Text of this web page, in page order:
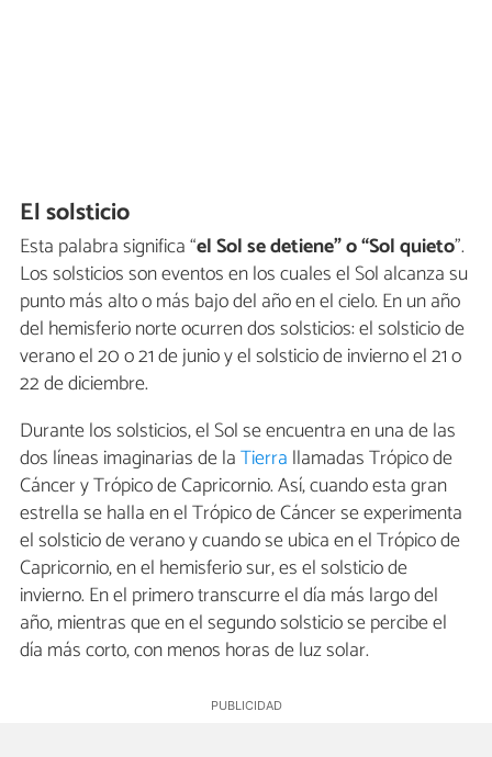
El solsticio
Esta palabra significa “el Sol se detiene” o “Sol quieto”.
Los solsticios son eventos en los cuales el Sol alcanza su
punto más alto o más bajo del año en el cielo. En un año
del hemisferio norte ocurren dos solsticios: el solsticio de
verano el 20 o 21 de junio y el solsticio de invierno el 21 o
22 de diciembre.
Durante los solsticios, el Sol se encuentra en una de las
dos líneas imaginarias de laTierra llamadas Trópico de
Cáncer y Trópico de Capricornio. Así, cuando esta gran
estrella se halla en el Trópico de Cáncer se experimenta
el solsticio de verano y cuando se ubica en el Trópico de
Capricornio, en el hemisferio sur, es el solsticio de
invierno. En el primero transcurre el día más largo del
año, mientras que en el segundo solsticio se percibe el
día más corto, con menos horas de luz solar.